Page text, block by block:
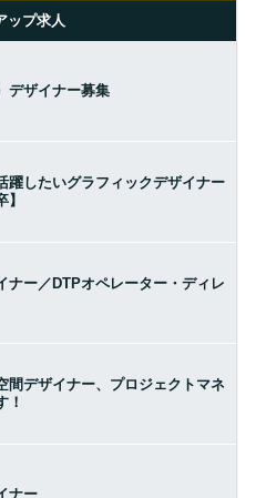
ップ求人
デザイナー募集
躍したいグラフィックデザイナー
ナー／DTPオペレーター・ディレ
間デザイナー、プロジェクトマネ
！
ナー